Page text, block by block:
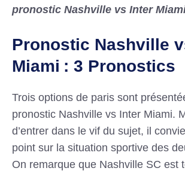
pronostic Nashville vs Inter
Pronostic Nashville
Miami : 3 Pronostics
Trois options de paris sont
pronostic Nashville vs Inter Miami.
d’entrer dans le vif du sujet, il
point sur la situation sportive des
On remarque que Nashville SC est